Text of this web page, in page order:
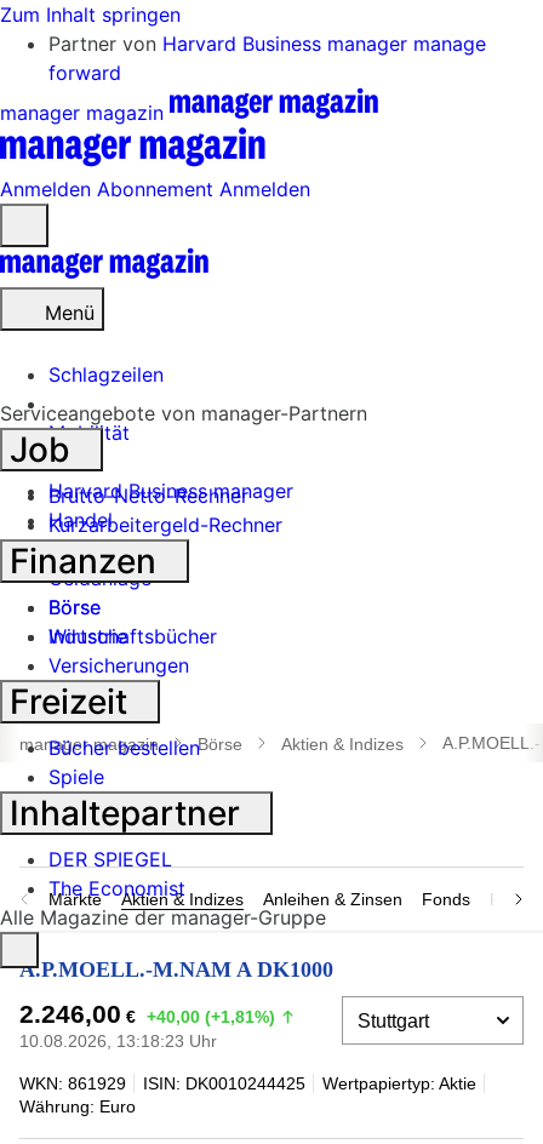
Zum Inhalt springen
Partner von Harvard Business manager manage
forward
manager magazin
Anmelden Abonnement Anmelden
öffnen
Menü
Schlagzeilen
Mobilität
Tech
Harvard Business manager
Handel
Banken
Geldanlage
Börse
Industrie
Suche
öffnen
manager magazin Börse Aktien & Indizes
Märkte Aktien & Indizes Anleihen & Zinsen Fonds
A.P.MOELL.-M.NAM A DK1000
2.246,00 € +40,00 (+1,81%)
10.08.2026, 13:18:23 Uhr
WKN: 861929 ISIN: DK0010244425
Wertpapiertyp: Aktie
Währung: Euro
Serviceangebote von manager-Partnern
Job
Brutto-Netto-Rechner
Kurzarbeitergeld-Rechner
Finanzen
Börse
Wirtschaftsbücher
Versicherungen
Freizeit
Bücher bestellen
Spiele
Inhaltepartner
DER SPIEGEL
The Economist
Alle Magazine der manager-Gruppe